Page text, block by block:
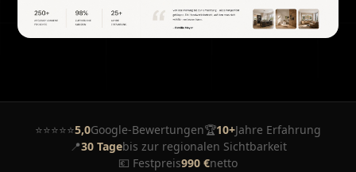
⭐⭐⭐⭐⭐5,0Google-Bewertungen🏆10+Jahre Erfahrung
📍30 Tagebis zur regionalen Sichtbarkeit
💶 Festpreis990 €netto